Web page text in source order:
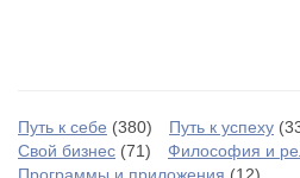
Путь к себе (380) Путь к успеху
Свой бизнес (71) Философия и
Программы и приложения (12)